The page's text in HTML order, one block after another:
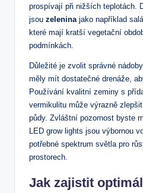
prospívají při nižších teplotách.
jsou zeleninajako například
které⁣ mají ‍kratší vegetační
podmínkách.
Důležité je zvolit ‍správné
měly mít ⁤dostatečné drenáže,
Používání kvalitní zeminy s
vermikulitu⁤ může výrazně
půdy. Zvláštní pozornost byste
LED grow lights jsou výbornou
potřebné ‌spektrum světla pro
prostorech.
Jak zajistit